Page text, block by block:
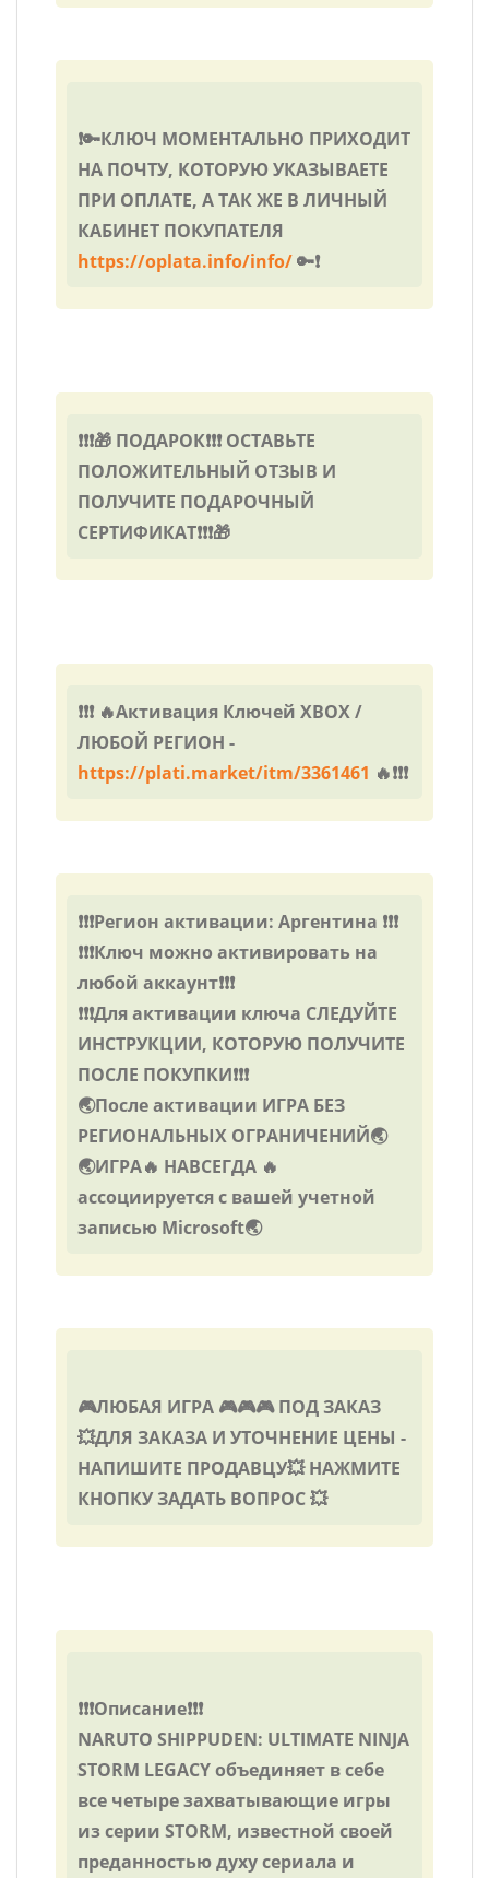
❗🔑КЛЮЧ МОМЕНТАЛЬНО ПРИХОДИТ
НА ПОЧТУ, КОТОРУЮ УКАЗЫВАЕТЕ
ПРИ ОПЛАТЕ, А ТАК ЖЕ В ЛИЧНЫЙ
КАБИНЕТ ПОКУПАТЕЛЯ
https://oplata.info/info/🔑❗
❗❗❗🎁 ПОДАРОК❗❗❗ ОСТАВЬТЕ
ПОЛОЖИТЕЛЬНЫЙ ОТЗЫВ И
ПОЛУЧИТЕ ПОДАРОЧНЫЙ
СЕРТИФИКАТ❗❗❗🎁
❗❗❗ 🔥Активация Ключей XBOX /
ЛЮБОЙ РЕГИОН -
https://plati.market/itm/3361461 🔥❗❗❗
❗❗❗Регион активации: Аргентина ❗❗❗
❗❗❗Ключ можно активировать на
любой аккаунт❗❗❗
❗❗❗Для активации ключа СЛЕДУЙТЕ
ИНСТРУКЦИИ, КОТОРУЮ ПОЛУЧИТЕ
ПОСЛЕ ПОКУПКИ❗❗❗
🌏После активации ИГРА БЕЗ
РЕГИОНАЛЬНЫХ ОГРАНИЧЕНИЙ🌏
🌏ИГРА🔥 НАВСЕГДА 🔥
ассоциируется с вашей учетной
записью Microsoft🌏
🎮ЛЮБАЯ ИГРА 🎮🎮🎮 ПОД ЗАКАЗ
💥ДЛЯ ЗАКАЗА И УТОЧНЕНИЕ ЦЕНЫ -
НАПИШИТЕ ПРОДАВЦУ💥 НАЖМИТЕ
КНОПКУ ЗАДАТЬ ВОПРОС 💥
❗❗❗Описание❗❗❗
NARUTO SHIPPUDEN: ULTIMATE NINJA
STORM LEGACY объединяет в себе
все четыре захватывающие игры
из серии STORM, известной своей
преданностью духу сериала и